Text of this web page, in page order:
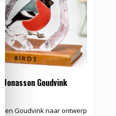
Jonasson Goudvink
Goudvink naar ontwerp